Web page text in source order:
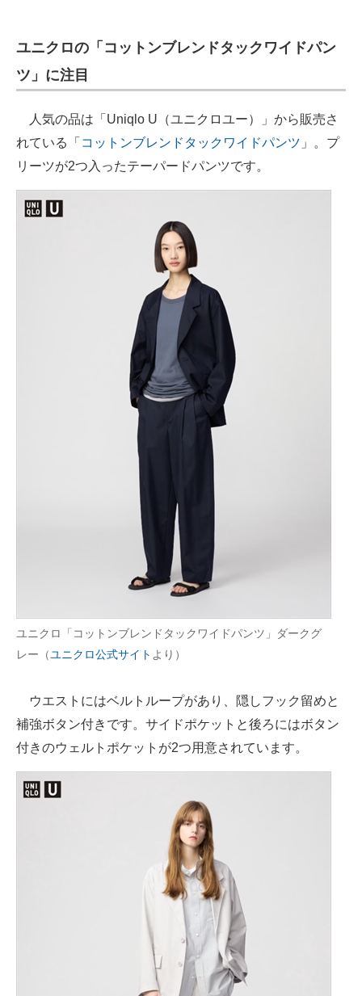
建設×テクノロジーの最前線
ちょっと気になるネットの話題
ユニクロの「コットンブレンドタックワイドパン
ツ」に注目
人気の品は「Uniqlo U（ユニクロユー）」から販売さ
れている「 コットンブレンドタックワイドパンツ 」。プ
リーツが2つ入ったテーパードパンツです。
ユニクロ「コットンブレンドタックワイドパンツ」ダークグ
レー（ユニクロ公式サイト より）
ウエストにはベルトループがあり、隠しフック留めと
補強ボタン付きです。サイドポケットと後ろにはボタン
付きのウェルトポケットが2つ用意されています。